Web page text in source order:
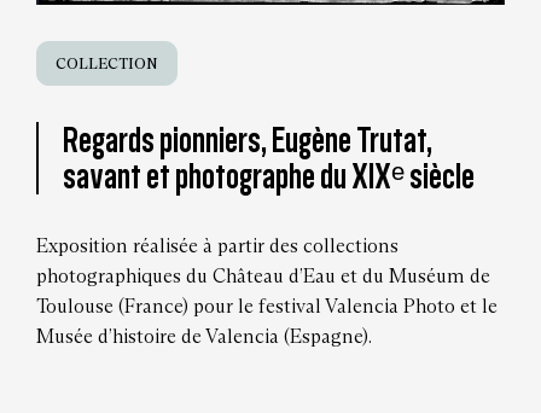
COLLECTION
Regards pionniers, Eugène Trutat,
savant et photographe du XIXᵉ siècle
Exposition réalisée à partir des collections
photographiques du Château d’Eau et du Muséum de
Toulouse (France) pour le festival Valencia Photo et le
Musée d’histoire de Valencia (Espagne).